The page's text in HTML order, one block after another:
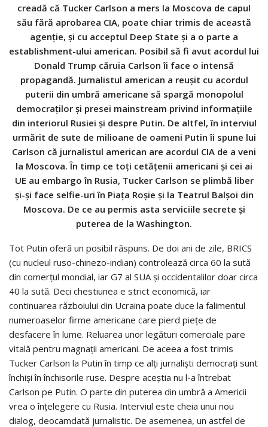
creadă că Tucker Carlson a mers la Moscova de capul
său fără aprobarea CIA, poate chiar trimis de această
agenție, și cu acceptul Deep State și a o parte a
establishment-ului american. Posibil să fi avut acordul lui
Donald Trump căruia Carlson îi face o intensă
propagandă. Jurnalistul american a reușit cu acordul
puterii din umbră americane să spargă monopolul
democraților și presei mainstream privind informațiile
din interiorul Rusiei și despre Putin. De altfel, în interviul
urmărit de sute de milioane de oameni Putin îi spune lui
Carlson că jurnalistul american are acordul CIA de a veni
la Moscova. În timp ce toți cetățenii americani și cei ai
UE au embargo în Rusia, Tucker Carlson se plimbă liber
și-și face selfie-uri în Piața Roșie și la Teatrul Balșoi din
Moscova. De ce au permis asta serviciile secrete și
puterea de la Washington.
Tot Putin oferă un posibil răspuns. De doi ani de zile, BRICS
(cu nucleul ruso-chinezo-indian) controlează circa 60 la sută
din comerțul mondial, iar G7 al SUA și occidentalilor doar circa
40 la sută. Deci chestiunea e strict economică, iar
continuarea războiului din Ucraina poate duce la falimentul
numeroaselor firme americane care pierd piețe de
desfacere în lume. Reluarea unor legături comerciale pare
vitală pentru magnații americani. De aceea a fost trimis
Tucker Carlson la Putin în timp ce alți jurnaliști democrați sunt
închiși în închisorile ruse. Despre aceștia nu l-a întrebat
Carlson pe Putin. O parte din puterea din umbră a Americii
vrea o înțelegere cu Rusia. Interviul este cheia unui nou
dialog, deocamdată jurnalistic. De asemenea, un astfel de